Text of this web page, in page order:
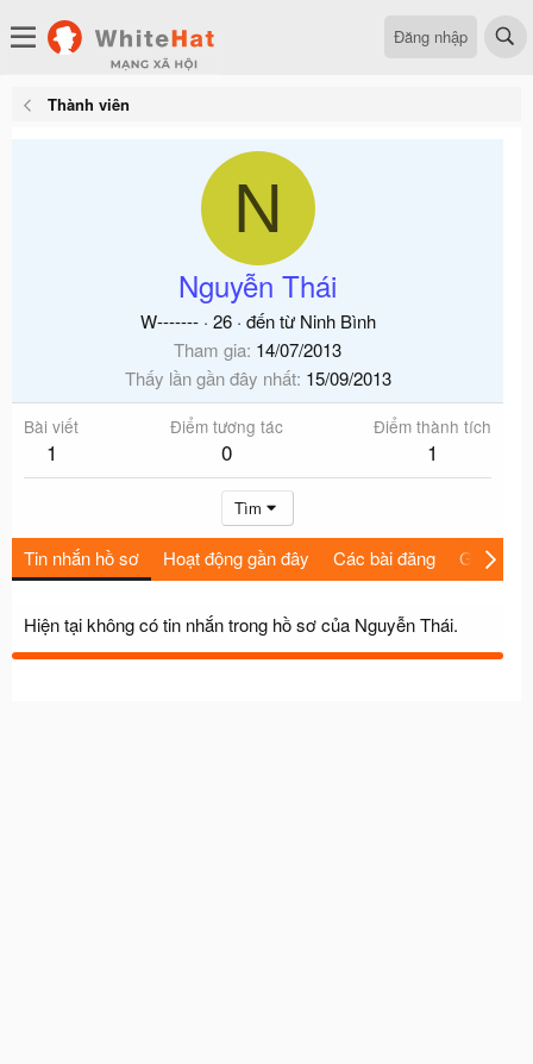
Đăng nhập
Thành viên
N
Nguyễn Thái
W------- · 26 · đến từ Ninh Bình
Tham gia 14/07/2013
Thấy lần gần đây nhất 15/09/2013
Bài viết
1
Điểm tương tác
0
Điểm thành tích
1
Tìm
Tin nhắn hồ sơ Hoạt động gần đây Các bài đăng Giới thiệu
Hiện tại không có tin nhắn trong hồ sơ của Nguyễn Thái.